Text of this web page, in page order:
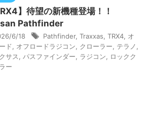
】待望の新機種登場！！
Pathfinder
6/18 Pathfinder, Traxxas TRX4 オ
ド
オフロードラジコン クローラー テラノ
サス
パスファインダー ラジコン
ロックク
ー